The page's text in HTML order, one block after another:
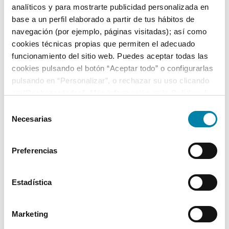
analíticos y para mostrarte publicidad personalizada en
base a un perfil elaborado a partir de tus hábitos de
navegación (por ejemplo, páginas visitadas); así como
cookies técnicas propias que permiten el adecuado
funcionamiento del sitio web. Puedes aceptar todas las
cookies pulsando el botón “Aceptar todo” o configurarlas
pulsando en “Personalizar”, o rechazar su uso clicando
Necesarias
Preferencias
Estadística
Marketing
Equipamiento*
Detalles destacados
Android Auto / Apple CarPlay
* La información de Equipamiento puede no reflejar todos los detalles
Más de 3.500 clientes satisfechos